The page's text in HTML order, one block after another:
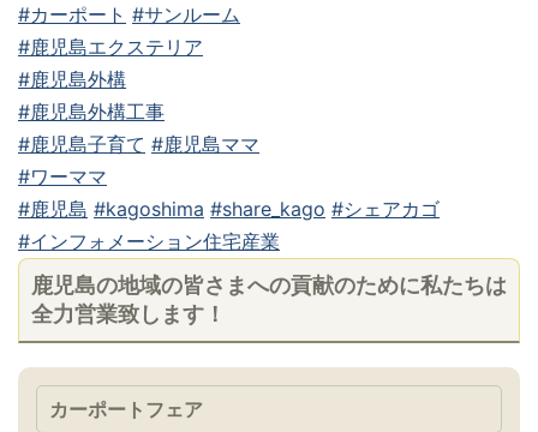
#カーポート #サンルーム
#鹿児島エクステリア
#鹿児島外構
#鹿児島外構工事
#鹿児島子育て #鹿児島ママ
#ワーママ
#鹿児島 #kagoshima #share_kago #シェアカゴ
#インフォメーション住宅産業
鹿児島の地域の皆さまへの貢献のために私たちは
全力営業致します！
カーポートフェア